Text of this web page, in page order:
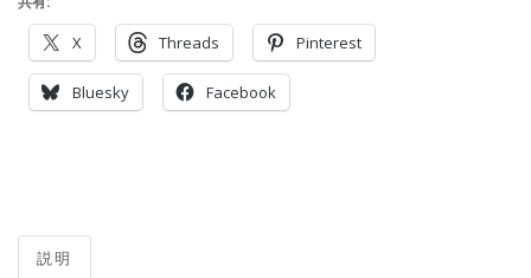
X Threads Pinterest
Bluesky Facebook
説明